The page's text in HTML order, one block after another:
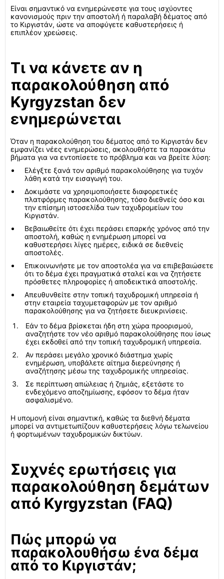
Είναι σημαντικό να ενημερώνεστε για τους ισχύοντες
κανονισμούς πριν την αποστολή ή παραλαβή δέματος από
το Κιργιστάν, ώστε να αποφύγετε καθυστερήσεις ή
επιπλέον χρεώσεις.
Τι να κάνετε αν η
παρακολούθηση από
Kyrgyzstan δεν
ενημερώνεται
Όταν η παρακολούθηση του δέματος από το Κιργιστάν δεν
εμφανίζει νέες ενημερώσεις, ακολουθήστε τα παρακάτω
βήματα για να εντοπίσετε το πρόβλημα και να βρείτε λύση:
Ελέγξτε ξανά τον αριθμό παρακολούθησης για τυχόν
λάθη κατά την εισαγωγή του.
Δοκιμάστε να χρησιμοποιήσετε διαφορετικές
πλατφόρμες παρακολούθησης, τόσο διεθνείς όσο και
την επίσημη ιστοσελίδα των ταχυδρομείων του
Κιργιστάν.
Βεβαιωθείτε ότι έχει περάσει επαρκής χρόνος από την
αποστολή, καθώς η ενημέρωση μπορεί να
καθυστερήσει λίγες ημέρες, ειδικά σε διεθνείς
αποστολές.
Επικοινωνήστε με τον αποστολέα για να επιβεβαιώσετε
ότι το δέμα έχει πραγματικά σταλεί και να ζητήσετε
πρόσθετες πληροφορίες ή αποδεικτικά αποστολής.
Απευθυνθείτε στην τοπική ταχυδρομική υπηρεσία ή
στην εταιρεία ταχυμεταφορών με τον αριθμό
παρακολούθησης για να ζητήσετε διευκρινίσεις.
Εάν το δέμα βρίσκεται ήδη στη χώρα προορισμού,
αναζητήστε τον νέο αριθμό παρακολούθησης που ίσως
έχει εκδοθεί από την τοπική ταχυδρομική υπηρεσία.
Αν περάσει μεγάλο χρονικό διάστημα χωρίς
ενημέρωση, υποβάλετε αίτημα διερεύνησης ή
αναζήτησης μέσω της ταχυδρομικής υπηρεσίας.
Σε περίπτωση απώλειας ή ζημιάς, εξετάστε το
ενδεχόμενο αποζημίωσης, εφόσον το δέμα ήταν
ασφαλισμένο.
Η υπομονή είναι σημαντική, καθώς τα διεθνή δέματα
μπορεί να αντιμετωπίζουν καθυστερήσεις λόγω τελωνείου
ή φορτωμένων ταχυδρομικών δικτύων.
Συχνές ερωτήσεις για
παρακολούθηση δεμάτων
από Kyrgyzstan (FAQ)
Πώς μπορώ να
παρακολουθήσω ένα δέμα
από το Κιργιστάν;